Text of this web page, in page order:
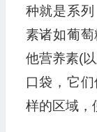
种就是系
素诸如葡
他营养素(
口袋，它
样的区域，